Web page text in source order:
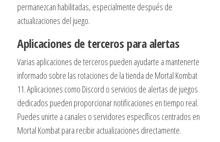
permanezcan habilitadas, especialmente después de
actualizaciones del juego.
Aplicaciones de terceros para alertas
Varias aplicaciones de terceros pueden ayudarte a mantenerte
informado sobre las rotaciones de la tienda de Mortal Kombat
11. Aplicaciones como Discord o servicios de alertas de juegos
dedicados pueden proporcionar notificaciones en tiempo real.
Puedes unirte a canales o servidores específicos centrados en
Mortal Kombat para recibir actualizaciones directamente.